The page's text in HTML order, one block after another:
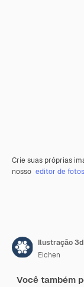
Crie suas próprias
nosso editor de fotos
Ilustração
Eichen
Você também